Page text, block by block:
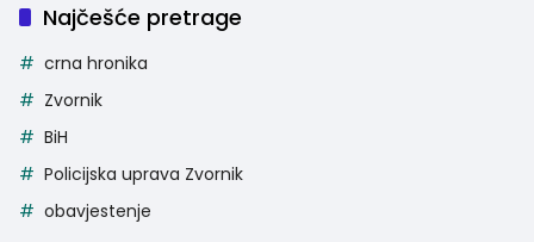
Najčešće pretrage
crna hronika
Zvornik
BiH
Policijska uprava Zvornik
obavjestenje